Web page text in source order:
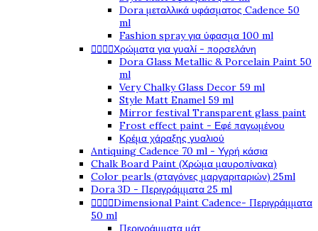
Dora μεταλλικά υφάσματος Cadence 50
ml
Fashion spray για ύφασμα 100 ml
Χρώματα για γυαλί - πορσελάνη
Dora Glass Metallic & Porcelain Paint 50
ml
Very Chalky Glass Decor 59 ml
Style Matt Enamel 59 ml
Mirror festival Transparent glass paint
Frost effect paint - Εφέ παγωμένου
Κρέμα χάραξης γυαλιού
Antiquing Cadence 70 ml - Υγρή κάσια
Chalk Board Paint (Χρώμα μαυροπίνακα)
Color pearls (σταγόνες μαργαριταριών) 25ml
Dora 3D - Περιγράμματα 25 ml
Dimensional Paint Cadence- Περιγράμματα
50 ml
Περιγράμματα μάτ